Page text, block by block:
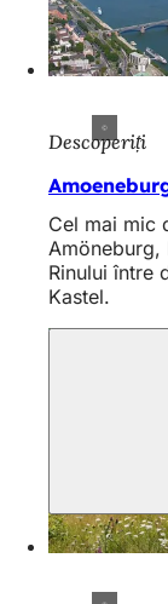
Descoperiți
Cel mai mic
Amöneburg,
Rinului între
Kastel.